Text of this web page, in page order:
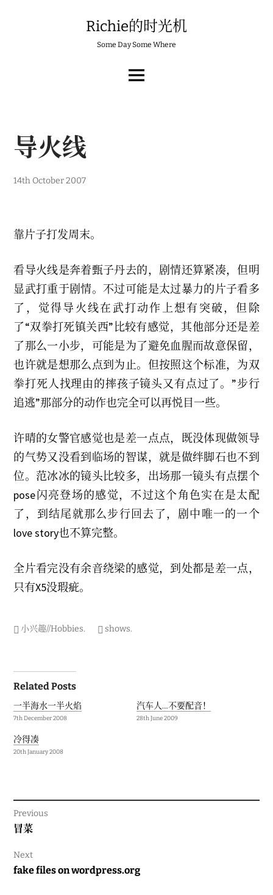
Richie的时光机
Some Day Some Where
MENU
导火线
6
r
c
0
2
1
14th October 2007
靠片子打发周末。
看导火线是奔着甄子丹去的，剧情还算紧凑，但明
显武打重于剧情。不过可能是太过暴力的片子看多
了，觉得导火线在武打动作上想有突破，但除
了“双拳打死镇关西”比较有感觉，其他部分还是差
了那么一小步，可能是为了避免血腥而故意保留，
也许就是想那么点到为止。但按照这个标准，为双
拳打死人找理由的摔孩子镜头又有点过了。”步行
追逃”那部分的动作也完全可以再悦目一些。
许晴的女警官感觉也是差一点点，既没体现做领导
的气势又没看到临场的智谋，就是做绊脚石也不到
位。范冰冰的镜头比较多，出场那一镜头有点摆个
pose闪亮登场的感觉，不过这个角色实在是太配
了，到结尾就那么步行回去了，剧中唯一的一个
love story也不算完整。
全片看完没有余音绕梁的感觉，到处都是差一点，
只有X5没瑕疵。
小兴趣//Hobbies. shows.
Post
navigation
Related Posts
一半海水一半火焰
7th December 2008
汽车人…不要配音！
28th June 2009
冷得凑
20th January 2008
Previous
Previous
冒菜
Next
Next
fake files on wordpress.org